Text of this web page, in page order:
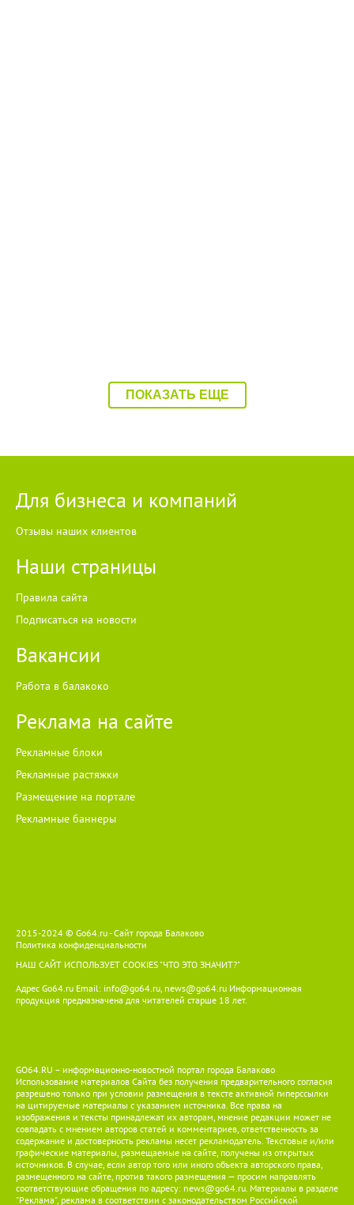
ПОКАЗАТЬ ЕЩЕ
Для бизнеса и компаний
Отзывы наших клиентов
Наши страницы
Правила сайта
Подписаться на новости
Вакансии
Работа в балакоко
Реклама на сайте
Рекламные блоки
Рекламные растяжки
Размещение на портале
Рекламные баннеры
2015-2024 © Go64.ru - Сайт города Балаково
Политика конфиденциальности
НАШ САЙТ ИСПОЛЬЗУЕТ COOKIES "ЧТО ЭТО ЗНАЧИТ?"
Адрес Go64.ru Email: info@go64.ru, news@go64.ru Информационная
продукция предназначена для читателей старше 18 лет.
GO64.RU – информационно-новостной портал города Балаково
Использование материалов Сайта без получения предварительного согласия
разрешено только при условии размещения в тексте активной гиперссылки
на цитируемые материалы с указанием источника. Все права на
изображения и тексты принадлежат их авторам, мнение редакции может не
совпадать с мнением авторов статей и комментариев, ответственность за
содержание и достоверность рекламы несет рекламодатель. Текстовые и/или
графические материалы, размещаемые на сайте, получены из открытых
источников. В случае, если автор того или иного объекта авторского права,
размещенного на сайте, против такого размещения — просим направлять
соответствующие обращения по адресу: news@go64.ru. Материалы в разделе
"Реклама", реклама в соответствии с законодательством Российской